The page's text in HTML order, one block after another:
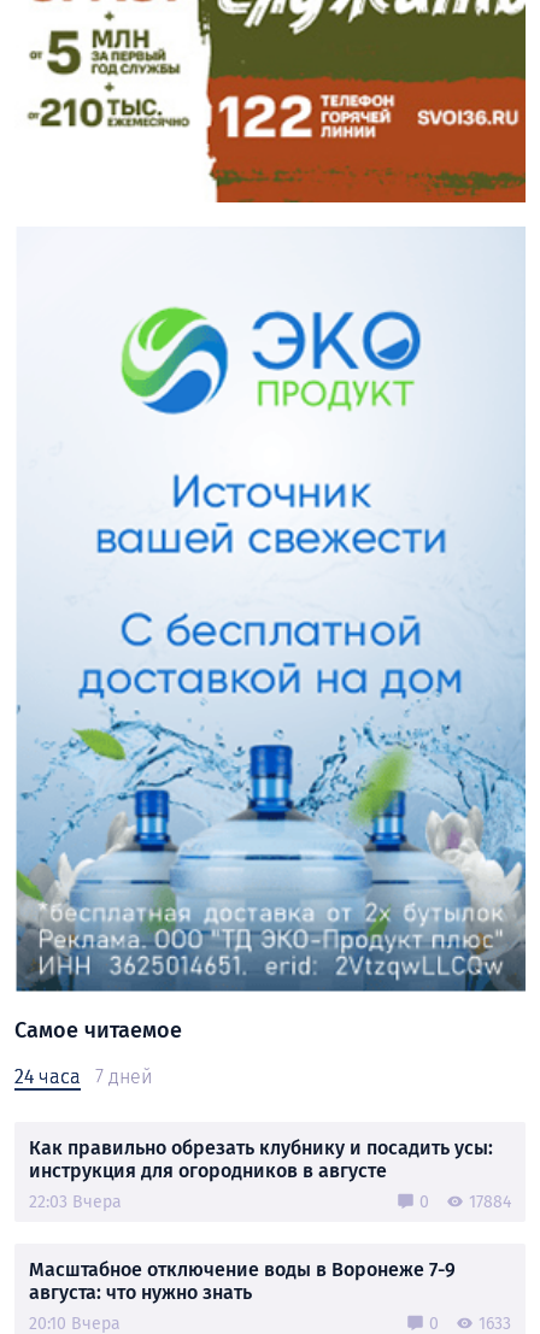
Самое читаемое
24 часа 7 дней
Как правильно обрезать клубнику и посадить усы:
инструкция для огородников в августе
22:03 Вчера 0 17884
Масштабное отключение воды в Воронеже 7-9
августа: что нужно знать
20:10 Вчера 0 1633